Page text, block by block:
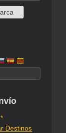
Destinos